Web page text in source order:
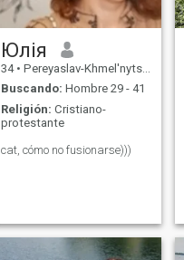
Юлія
34 • Pereyaslav-Khmel'nyts'kyy, Kiev, Ukrania
Buscando: Hombre 29 - 41
Religión: Cristiano-
protestante
cat, cómo no fusionarse)))